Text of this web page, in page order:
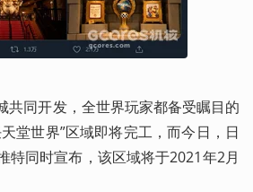
共同开发，全世界玩家都备受瞩目的
堂世界”区域即将完工，而今日，日
特同时宣布，该区域将于2021年2月